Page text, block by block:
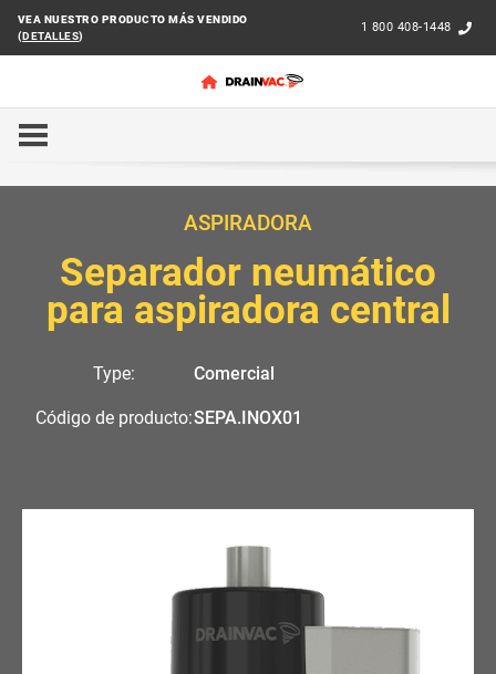
VEA NUESTRO PRODUCTO MÁS VENDIDO
(DETALLES)
1 800 408-1448
INICIO
ASPIRADORA
Separador neumático
para aspiradora central
Type: Comercial
Código de producto:SEPA.INOX01